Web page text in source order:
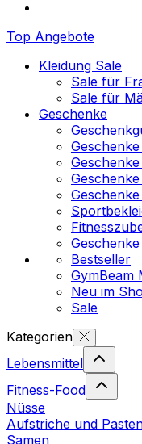
Top Angebote
Kleidung Sale
Sale für
Sale für
Geschenke
Bestseller
GymBeam
Neu im
Sale
Kategorien
Lebensmittel
Fitness-Food
Nüsse
Aufstriche und
Samen